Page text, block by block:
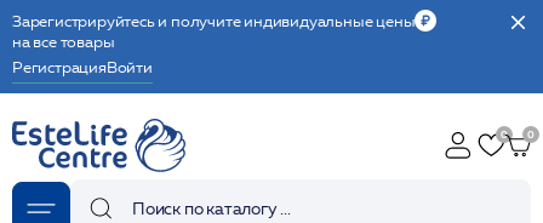
Зарегистрируйтесь и получите индивидуальные цены
на все товары
РегистрацияВойти